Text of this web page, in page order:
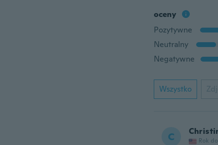
oceny
Pozytywne
Neutralny
Negatywne
Wszystko
C Rok